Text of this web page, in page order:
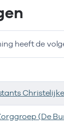
heeft de
(De